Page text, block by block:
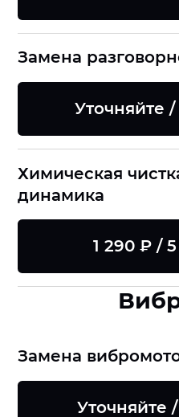
Замена
Уточняйте
Химическая
динамика
1 290 ₽ /
Замена
Уточняйте